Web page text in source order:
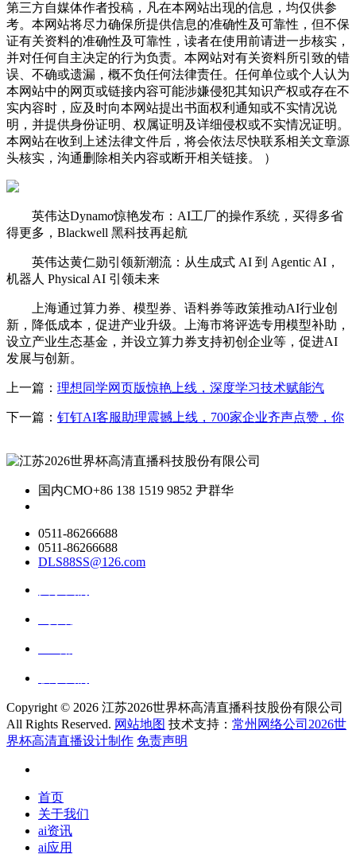
第三方自媒体作者投稿，凡在本网站出现的信息，均仅供参
考。本网站将尽力确保所提供信息的准确性及可靠性，但不保
证有关资料的准确性及可靠性，读者在使用前请进一步核实，
并对任何自主决定的行为负责。本网站对有关资料所引致的错
误、不确或遗漏，概不负任何法律责任。任何单位或个人认为
本网站中的网页或链接内容可能涉嫌侵犯其知识产权或存在不
实内容时，应及时向本网站提出书面权利通知或不实情况说
明，并提供身份证明、权属证明及详细侵权或不实情况证明。
本网站在收到上述法律文件后，将会依法尽快联系相关文章源
头核实，沟通删除相关内容或断开相关链接。 ）
英伟达Dynamo惊艳发布：AI工厂的操作系统，买得多省
得更多，Blackwell 黑科技再起航
英伟达黄仁勋引领新潮流：从生成式 AI 到 Agentic AI，
机器人 Physical AI 引领未来
上海通过算力券、模型券、语料券等政策推动AI行业创
新，降低成本，促进产业升级。上海市将评选专用模型补助，
设立产业生态基金，并设立算力券支持初创企业等，促进AI
发展与创新。
上一篇： 理想同学网页版惊艳上线，深度学习技术赋能汽
下一篇： 钉钉AI客服助理震撼上线，700家企业齐声点赞，你
国内CMO+86 138 1519 9852 尹群华
0511-86266688
0511-86266688
DLS88SS@126.com
Copyright © 2026 江苏2026世界杯高清直播科技股份有限公司
All Rights Reserved. 网站地图 技术支持： 常州网络公司2026世
界杯高清直播设计制作 免责声明
首页
关于我们
ai资讯
ai应用